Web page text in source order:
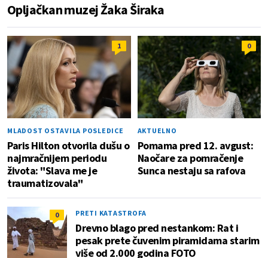
Opljačkan muzej Žaka Širaka
1
MLADOST OSTAVILA POSLEDICE
Paris Hilton otvorila dušu o
najmračnijem periodu
života: "Slava me je
traumatizovala"
0
AKTUELNO
Pomama pred 12. avgust:
Naočare za pomračenje
Sunca nestaju sa rafova
0 PRETI KATASTROFA
Drevno blago pred nestankom: Rat i
pesak prete čuvenim piramidama starim
više od 2.000 godina FOTO